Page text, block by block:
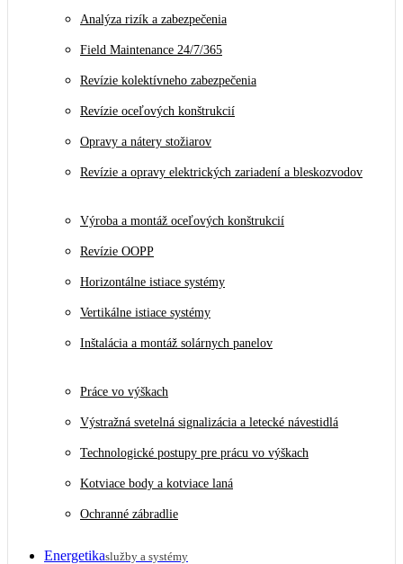
Analýza rizík a zabezpečenia
Field Maintenance 24/7/365
Revízie kolektívneho zabezpečenia
Revízie oceľových konštrukcií
Opravy a nátery stožiarov
Revízie a opravy elektrických zariadení a bleskozvodov
Výroba a montáž oceľových konštrukcií
Revízie OOPP
Horizontálne istiace systémy
Vertikálne istiace systémy
Inštalácia a montáž solárnych panelov
Práce vo výškach
Výstražná svetelná signalizácia a letecké návestidlá
Technologické postupy pre prácu vo výškach
Kotviace body a kotviace laná
Ochranné zábradlie
Energetikaslužby a systémy